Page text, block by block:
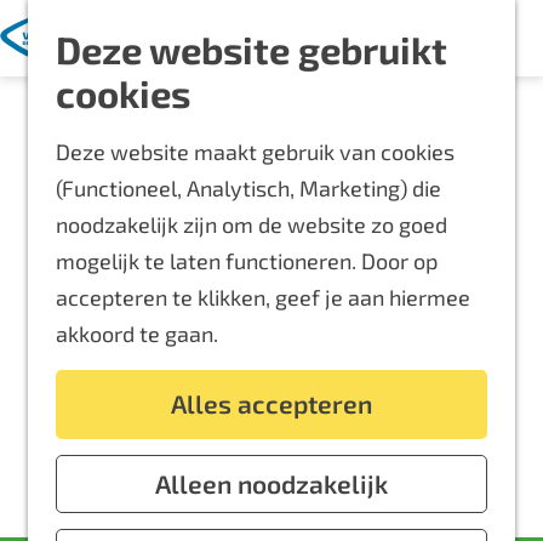
Deze website gebruikt
cookies
Deze website maakt gebruik van cookies
(Functioneel, Analytisch, Marketing) die
noodzakelijk zijn om de website zo goed
mogelijk te laten functioneren. Door op
accepteren te klikken, geef je aan hiermee
akkoord te gaan.
Alles accepteren
Alleen noodzakelijk
G
K
a
a
r
t
Z
o
k
e
n
M
n
u
Blijf langer
Routes
Bereikbaarheid
Locaties
Plattegrond
Voor ondernemers